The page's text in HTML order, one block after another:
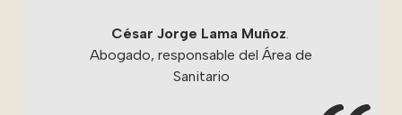
César Jorge Lama Muñoz
Abogado, responsable del Área de
Sanitario